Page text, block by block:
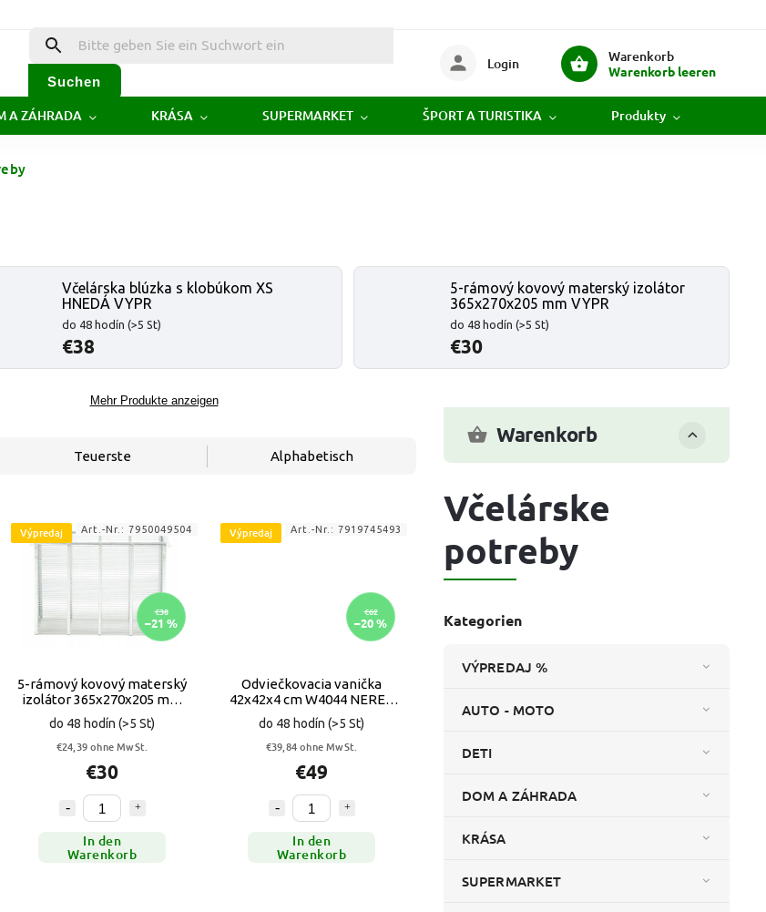
Suchen
Warenkorb
Warenkorb leeren
Login
A ZÁHRADA KRÁSA SUPERMARKET ŠPORT A TURISTIKA Produkty
Včelárska blúzka s klobúkom XS
HNEDÁ VYPR
do 48 hodín(>5 St)
€38
5-rámový kovový materský izolátor
365x270x205 mm VYPR
do 48 hodín (>5 St)
€30
Mehr Produkte anzeigen
Warenkorb
Včelárske
potreby
Kategorien
VÝPREDAJ %
AUTO - MOTO
DETI
DOM A ZÁHRADA
KRÁSA
SUPERMARKET
Teuerste Alphabetisch
Výpredaj
€38
–21 %
5-rámový kovový materský
izolátor 365x270x205 mm
VYPR
do 48 hodín (>5 St)
€24,39 ohne MwSt.
€30
In den
Warenkorb
Art.-Nr.: 7950049504 Výpredaj
€62
–20 %
Odviečkovacia vanička
42x42x4 cm W4044 NEREZ
VYPR
do 48 hodín (>5 St)
€39,84 ohne MwSt.
€49
In den
Warenkorb
Art.-Nr.: 7919745493